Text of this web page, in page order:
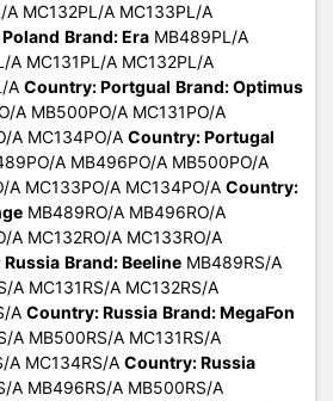
MC132PL/A MC133PL/A
Brand: Era MB489PL/A
MC131PL/A MC132PL/A
A Country: Portgual Brand: Optimus
A MB500PO/A MC131PO/A
A MC134PO/A Country: Portugal
A MB496PO/A MB500PO/A
A MC133PO/A MC134PO/A Country:
MB489RO/A MB496RO/A
A MC132RO/A MC133RO/A
Brand: Beeline MB489RS/A
A MC131RS/A MC132RS/A
A Country: Russia Brand: MegaFon
A MB500RS/A MC131RS/A
A MC134RS/A Country: Russia
A MB496RS/A MB500RS/A